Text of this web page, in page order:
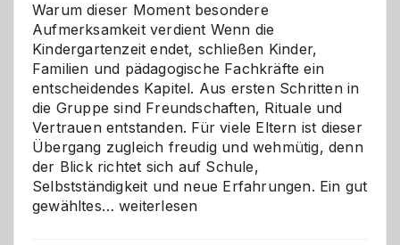
Warum dieser Moment besondere
Aufmerksamkeit verdient Wenn die
Kindergartenzeit endet, schließen Kinder,
Familien und pädagogische Fachkräfte ein
entscheidendes Kapitel. Aus ersten Schritten in
die Gruppe sind Freundschaften, Rituale und
Vertrauen entstanden. Für viele Eltern ist dieser
Übergang zugleich freudig und wehmütig, denn
der Blick richtet sich auf Schule,
Selbstständigkeit und neue Erfahrungen. Ein gut
gewähltes…Abschied
weiterlesen